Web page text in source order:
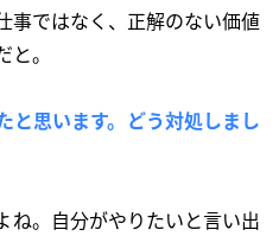
事ではなく、正解のない価値
。
思います。どう対処しまし
ね。自分がやりたいと言い出